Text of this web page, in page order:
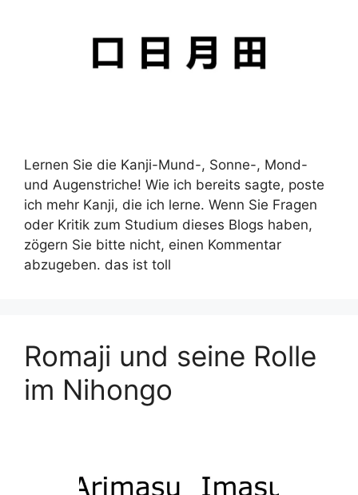
Lernen Sie die Kanji-Mund-, Sonne-, Mond-
und Augenstriche! Wie ich bereits sagte, poste
ich mehr Kanji, die ich lerne. Wenn Sie Fragen
oder Kritik zum Studium dieses Blogs haben,
zögern Sie bitte nicht, einen Kommentar
abzugeben. das ist toll
Romaji und seine Rolle
im Nihongo